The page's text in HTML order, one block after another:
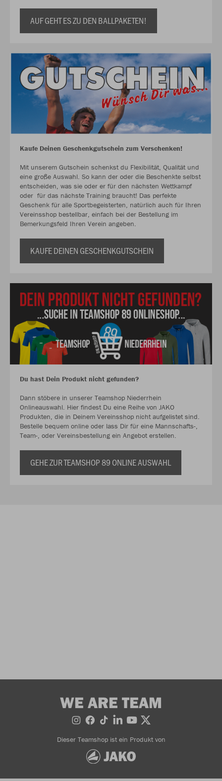
AUF GEHT ES ZU DEN BALLPAKETEN!
Kaufe Deinen Geschenkgutschein zum Verschenken!
Mit unserem Gutschein schenkst du Flexibilität, Qualität und
eine große Auswahl. So kann der oder die Beschenkte selbst
entscheiden, was sie oder er für den nächsten Wettkampf
oder für das nächste Training braucht! Das perfekte
Geschenk für alle Sportbegeisterten, natürlich auch für Ihren
Vereinsshop bestellbar, einfach bei der Bestellung im
Bemerkungsfeld Ihren Verein angeben.
KAUFE DEINEN GESCHENKGUTSCHEIN
Du hast Dein Produkt nicht gefunden?
Dann stöbere in unserer Teamshop Niederrhein
Onlineauswahl. Hier findest Du eine Reihe von JAKO
Produkten, die in Deinem Vereinsshop nicht aufgelistet sind.
Bestelle bequem online oder lass Dir für eine Mannschafts-,
Team-, oder Vereinsbestellung ein Angebot erstellen.
GEHE ZUR TEAMSHOP 89 ONLINE AUSWAHL
WE ARE TEAM
Dieser Teamshop ist ein Produkt von